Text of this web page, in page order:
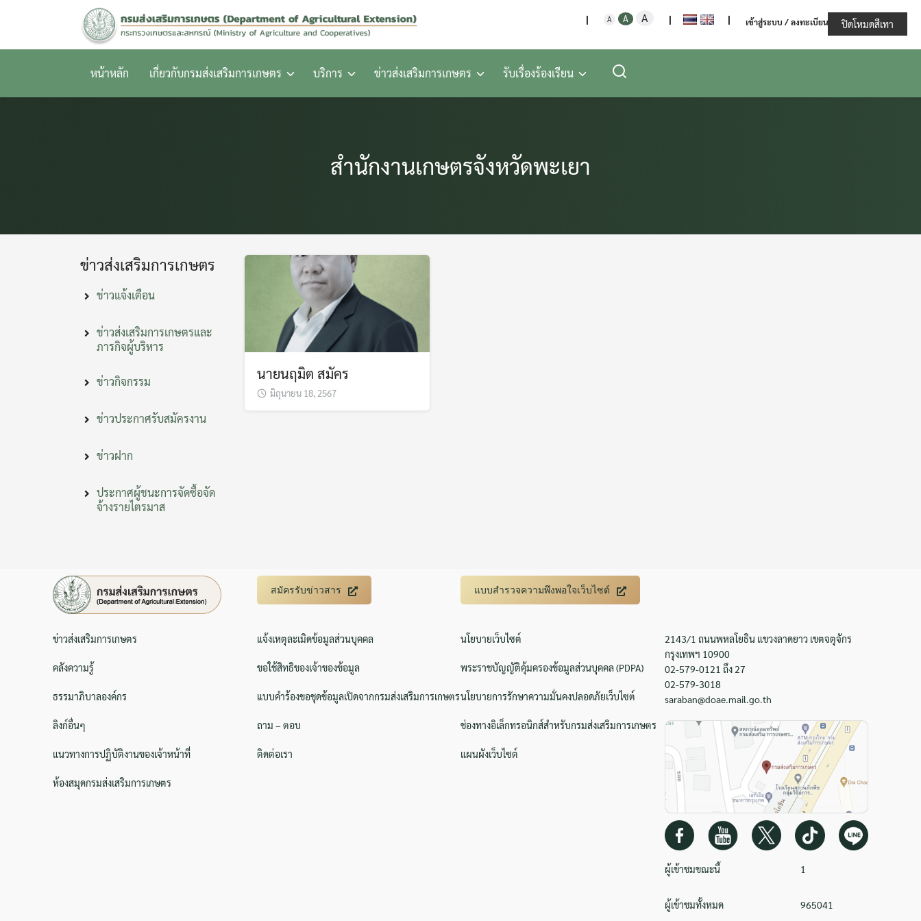
กรมส่งเสริมการเกษตร กระทรวงเกษตรและสหกรณ์
A Decrease
fontAReset
font
A Increase
| | เข้าสู่ระบบ / ลงทะเบียน
หน้าหลัก เกี่ยวกับกรมส่งเสริมการเกษตร บริการ ข่าวส่งเสริมการเกษตร รับเรื่องร้องเรียน
สำนักงานเกษตรจังหวัดพะเยา
นายนฤมิต สมัคร
มิถุนายน 18, 2567
ข่าวส่งเสริมการเกษตร
ข่าวแจ้งเตือน
ข่าวส่งเสริมการเกษตรและ
ภารกิจผู้บริหาร
ข่าวกิจกรรม
ข่าวประกาศรับสมัครงาน
ข่าวฝาก
ประกาศผู้ชนะการจัดซื้อจัด
จ้างรายไตรมาส
สมัครรับข่าวสาร แบบสำรวจความพึงพอใจเว็บไซต์
ข่าวส่งเสริมการเกษตร
คลังความรู้
ธรรมาภิบาลองค์กร
ลิงก์อื่นๆ
แนวทางการปฏิบัติงานของเจ้าหน้าที่
ห้องสมุดกรมส่งเสริมการเกษตร
แจ้งเหตุละเมิดข้อมูลส่วนบุคคล
ขอใช้สิทธิของเจ้าของข้อมูล
แบบคำร้องขอชุดข้อมูลเปิดจากกรมส่งเสริมการเกษตร
ถาม – ตอบ
ติดต่อเรา
นโยบายเว็บไซต์
พระราชบัญญัติคุ้มครองข้อมูลส่วนบุคคล (PDPA)
นโยบายการรักษาความมั่นคงปลอดภัยเว็บไซต์
ช่องทางอิเล็กทรอนิกส์สำหรับกรมส่งเสริมการเกษตร
แผนผังเว็บไซต์
2143/1 ถนนพหลโยธิน แขวงลาดยาว เขตจตุจักร
กรุงเทพฯ 10900
02-579-0121 ถึง 27
02-579-3018
saraban@doae.mail.go.th
ผู้เข้าชมขณะนี้ 1
ผู้เข้าชมทั้งหมด 965041
ปิดโหมดสีเทา